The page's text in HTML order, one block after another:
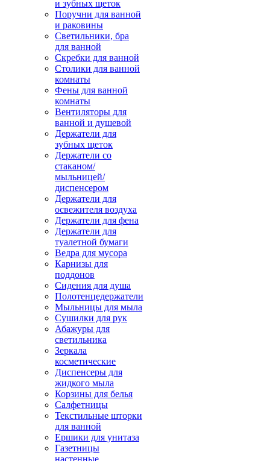
и зубных щеток
Поручни для ванной
и раковины
Светильники, бра
для ванной
Скребки для ванной
Столики для ванной
комнаты
Фены для ванной
комнаты
Вентиляторы для
ванной и душевой
Держатели для
зубных щеток
Держатели со
стаканом/
мыльницей/
диспенсером
Держатели для
освежителя воздуха
Держатели для фена
Держатели для
туалетной бумаги
Ведра для мусора
Карнизы для
поддонов
Сидения для душа
Полотенцедержатели
Мыльницы для мыла
Сушилки для рук
Абажуры для
светильника
Зеркала
косметические
Диспенсеры для
жидкого мыла
Корзины для белья
Салфетницы
Текстильные шторки
для ванной
Ершики для унитаза
Газетницы
настенные